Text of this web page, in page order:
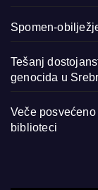
Spomen-
Tešanj
genocida u
Veče
biblioteci